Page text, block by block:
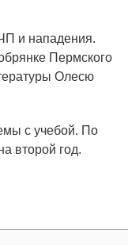
и нападения.
Пермского
Олесю
с учебой. По
второй год.